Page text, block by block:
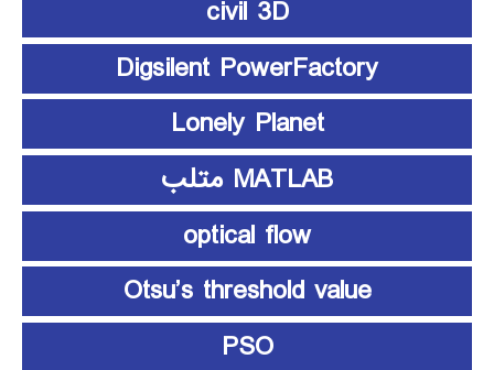
civil 3D
Digsilent PowerFactory
Lonely Planet
MATLAB متلب
optical flow
Otsu’s threshold value
PSO